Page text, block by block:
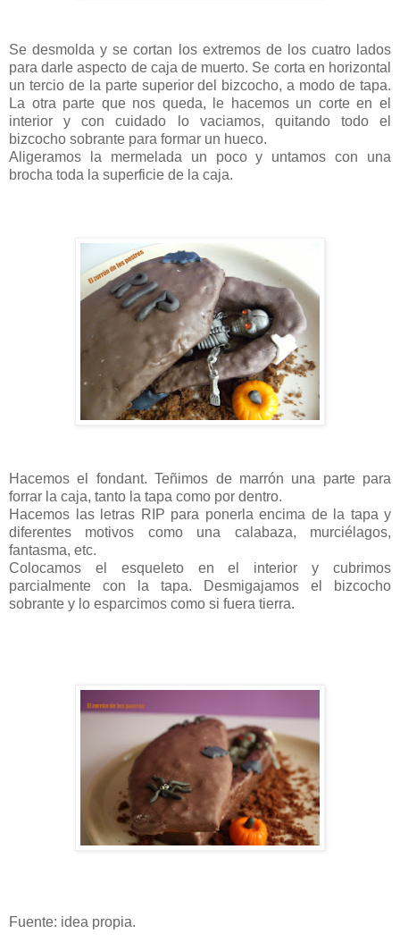
Se desmolda y se cortan los extremos de los cuatro lados
para darle aspecto de caja de muerto. Se corta en horizontal
un tercio de la parte superior del bizcocho, a modo de tapa.
La otra parte que nos queda, le hacemos un corte en el
interior y con cuidado lo vaciamos, quitando todo el
bizcocho sobrante para formar un hueco.
Aligeramos la mermelada un poco y untamos con una
brocha toda la superficie de la caja.
Hacemos el fondant. Teñimos de marrón una parte para
forrar la caja, tanto la tapa como por dentro.
Hacemos las letras RIP para ponerla encima de la tapa y
diferentes motivos como una calabaza, murciélagos,
fantasma, etc.
Colocamos el esqueleto en el interior y cubrimos
parcialmente con la tapa. Desmigajamos el bizcocho
sobrante y lo esparcimos como si fuera tierra.
Fuente: idea propia.